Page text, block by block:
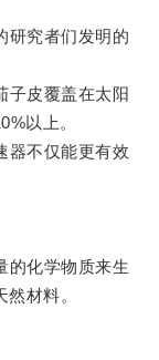
究者们发明的
皮覆盖在太阳
以上。
不仅能更有效
化学物质来生
材料。